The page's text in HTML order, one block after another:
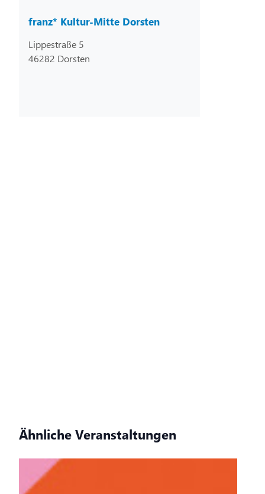
franz* Kultur-Mitte Dorsten
Lippestraße 5
46282 Dorsten
Ähnliche Veranstaltungen